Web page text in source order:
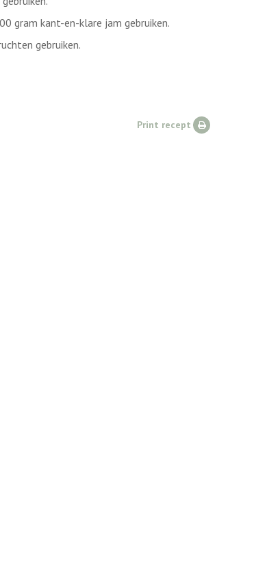
gram kant-en-klare jam gebruiken.
gebruiken.
Print recept